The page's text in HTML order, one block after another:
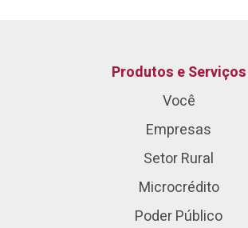
Produtos e Serviços
Você
Empresas
Setor Rural
Microcrédito
Poder Público